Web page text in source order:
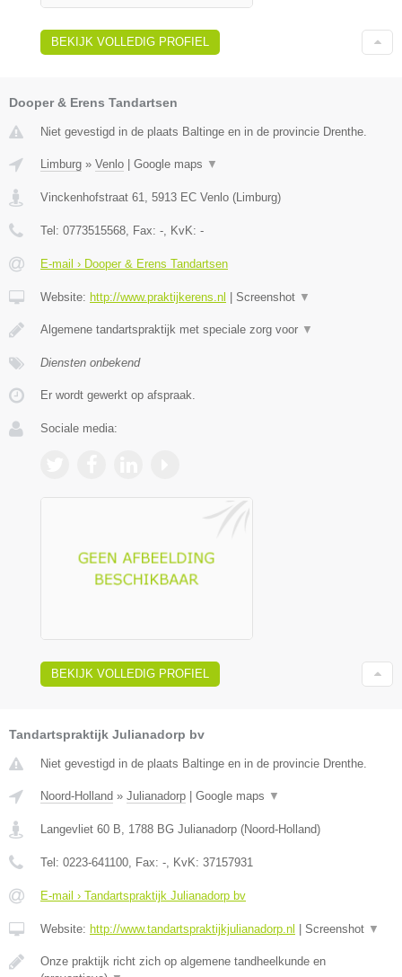
BEKIJK VOLLEDIG PROFIEL
Dooper & Erens Tandartsen
Niet gevestigd in de plaats Baltinge en in de provincie Drenthe.
Limburg » Venlo Google maps ▼
Vinckenhofstraat 61, 5913 EC Venlo (Limburg)
Tel: 0773515568, Fax: -, KvK: -
E-mail › Dooper & Erens Tandartsen
Website: http://www.praktijkerens.nl Screenshot ▼
Algemene tandartspraktijk met speciale zorg voor ▼
Diensten onbekend
Er wordt gewerkt op afspraak.
Sociale media:
BEKIJK VOLLEDIG PROFIEL
Tandartspraktijk Julianadorp bv
Niet gevestigd in de plaats Baltinge en in de provincie Drenthe.
Noord-Holland » Julianadorp Google maps ▼
Langevliet 60 B 1788 BG Julianadorp (Noord-Holland)
Tel: 0223-641100 , Fax: - , KvK: 37157931
E-mail › Tandartspraktijk Julianadorp bv
Website: http://www.tandartspraktijkjulianadorp.nl Screenshot ▼
Onze praktijk richt zich op algemene tandheelkunde en